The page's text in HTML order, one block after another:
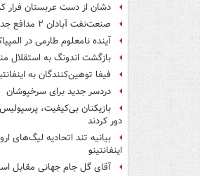
دشان از دست عربستان فرار
صنعت‌نفت آبادان ۲ مدافع جدید جذب کرد
آینده نامعلوم طارمی در
بازگشت اندونگ به استقلال
فیفا توهین‌کنندگان به
دردسر جدید برای سرخپوشان
بازیکنان بی‌کیفیت، پرسپولیس
دور کردند
بیانیه تند اتحادیه لیگ‌های
اینفانتینو
آقای گل جام جهانی مقابل